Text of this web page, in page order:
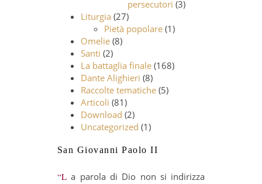
persecutori (3)
Liturgia (27)
Pietà popolare(1)
Omelie(8)
Santi (2)
La battaglia finale(168)
Dante Alighieri (8)
Raccolte tematiche(5)
Articoli (81)
Download (2)
Uncategorized (1)
San Giovanni Paolo II
“La parola di Dio non si indirizza